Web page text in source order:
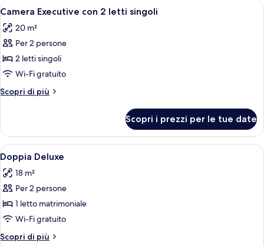
Apri
tutte
le
foto
per
Camera
Executive
con
letti
singoli
Una camera d'albergo con due letti,
5
Camera Executive con 2 letti singoli
20 m²
Per 2 persone
2 letti singoli
Wi-Fi gratuito
Scopri di più
Altri
Executive
con
2
letti
singoli
Scopri i prezzi per le tue date
Apri
tutte
le
foto
per
Doppia
Deluxe
Camera d'albergo con un letto, due
5
Doppia Deluxe
18 m²
Per 2 persone
1 letto matrimoniale
Wi-Fi gratuito
Scopri di più
Altri